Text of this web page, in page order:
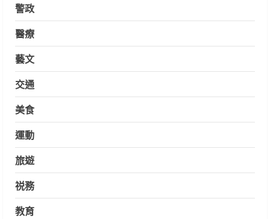
警政
醫療
藝文
交通
美食
運動
旅遊
祱務
教育